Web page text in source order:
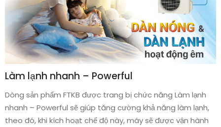
Làm lạnh nhanh – Powerful
Dòng sản phẩm FTKB được trang bị chức năng Làm lạnh
nhanh – Powerful sẽ giúp tăng cường khả năng làm lạnh,
theo đó, khi kích hoạt chế độ này, máy sẽ được vận hành